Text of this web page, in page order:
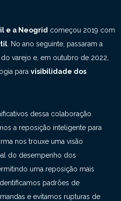
e a Neogrid começou 2019 com
. No ano seguinte, passaram a
varejo e , em outubro de 2022,
para visibilidade dos
dessa colaboração.
a reposição inteligente para
nos trouxe uma visão
do desempenho dos
uma reposição mais
padrões de
e evitamos rupturas de